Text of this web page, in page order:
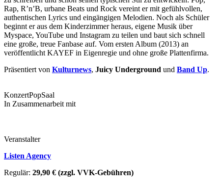
Rap, R’n’B, urbane Beats und Rock vereint er mit gefühlvollen,
authentischen Lyrics und eingängigen Melodien. Noch als Schüler
beginnt er aus dem Kinderzimmer heraus, eigene Musik über
Myspace, YouTube und Instagram zu teilen und baut sich schnell
eine große, treue Fanbase auf. Vom ersten Album (2013) an
veröffentlicht KAYEF in Eigenregie und ohne große Plattenfirma.
Präsentiert von Kulturnews, Juicy Underground und Band Up.
KonzertPopSaal
In Zusammenarbeit mit
Veranstalter
Listen Agency
Regulär: 29,90 € (zzgl. VVK-Gebühren)